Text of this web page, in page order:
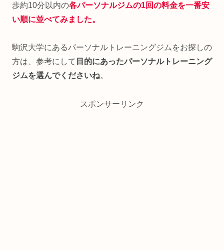
歩約10分以内の各パーソナルジムの1回の料金を一番安
い順に並べてみました。
駒沢大学にあるパーソナルトレーニングジムをお探しの
方は、参考にして 目的にあったパーソナルトレーニング
ジムを選んでくださいね。
スポンサーリンク